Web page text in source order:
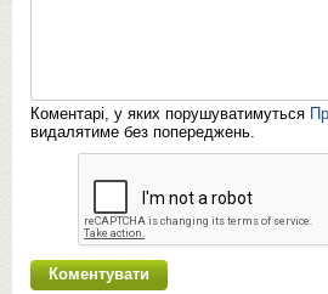
Коментарі, у яких порушуватимуться
видалятиме без попереджень.